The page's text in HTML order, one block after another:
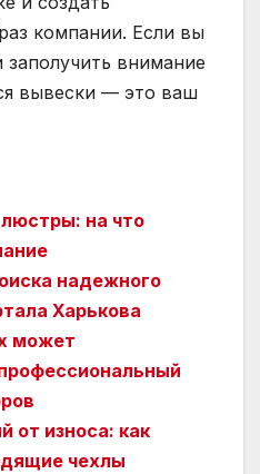
компании. Если вы
заполучить внимание
вывески — это ваш
на что
надежного
Харькова
может
от износа: как
чехлы